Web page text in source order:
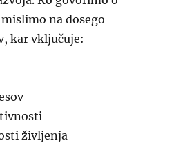
na dosego
kar vključuje:
življenja